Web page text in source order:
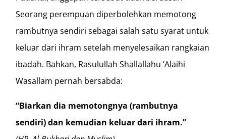
Seorang perempuan diperbolehkan memotong
rambutnya sendiri sebagai salah satu syarat untuk
keluar dari ihram setelah menyelesaikan rangkaian
ibadah. Bahkan, Rasulullah Shallallahu ‘Alaihi
Wasallam pernah bersabda:
“Biarkan dia memotongnya (rambutnya
sendiri) dan kemudian keluar dari ihram.”